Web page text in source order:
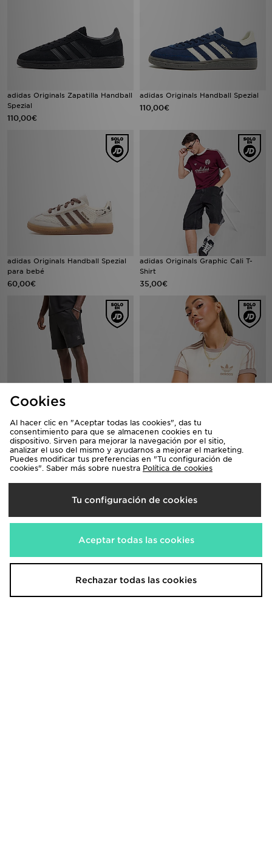
adidas Originals Zapatilla Handball
Spezial
110,00€
adidas Originals Handball Spezial
110,00€
adidas Originals Handball Spezial
para bebé
60,00€
adidas Originals Graphic Cali T-
Shirt
35,00€
adidas Originals Pantalón Corto
Waffle
50,00€
adidas Originals Camiseta Classic
Slim
40,00€
Cookies
Al hacer clic en "Aceptar todas las cookies", das tu
consentimiento para que se almacenen cookies en tu
dispositivo. Sirven para mejorar la navegación por el sitio,
analizar el uso del mismo y ayudarnos a mejorar el marketing.
Puedes modificar tus preferencias en "Tu configuración de
cookies". Saber más sobre nuestra Política de cookies
Tu configuración de cookies
Aceptar todas las cookies
Rechazar todas las cookies